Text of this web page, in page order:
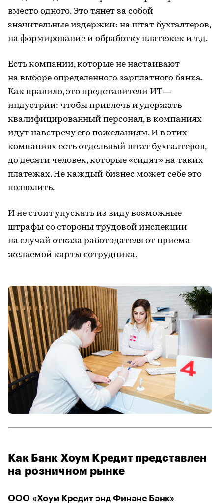
вместо одного. Это тянет за собой
значительные издержки: на штат бухгалтеров,
на формирование и обработку платежек и т.д.
Есть компании, которые не настаивают
на выборе определенного зарплатного банка.
Как правило, это представители ИТ—
индустрии: чтобы привлечь и удержать
квалифицированный персонал, в компаниях
идут навстречу его пожеланиям. И в этих
компаниях есть отдельный штат бухгалтеров,
до десяти человек, которые «сидят» на таких
платежах. Не каждый бизнес может себе это
позволить.
И не стоит упускать из виду возможные
штрафы со стороны трудовой инспекции
на случай отказа работодателя от приема
желаемой карты сотрудника.
Как Банк Хоум Кредит представлен
на розничном рынке
ООО «Хоум Кредит энд Финанс Банк»